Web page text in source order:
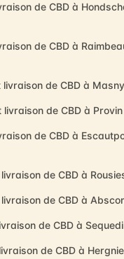
de CBD à
de CBD à
livraison de CBD à
livraison de CBD à
de CBD à
de CBD à
de CBD à
de CBD à
de CBD à